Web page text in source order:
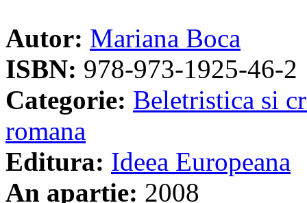
Autor: Mariana Boca
ISBN: 978-973-1925-46-2
Categorie: Beletristica si
romana
Editura: Ideea Europeana
An apartie: 2008